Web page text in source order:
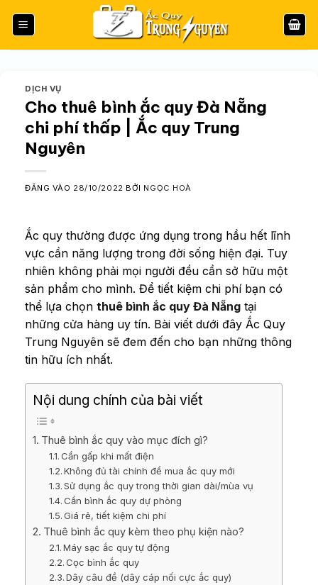
qua
DỊCH VỤ
Cho thuê bình ắc quy Đà Nẵng
chi phí thấp | Ắc quy Trung
Nguyên
ĐĂNG VÀO 28/10/2022 BỞI NGỌC HOÀ
Ắc quy thường được ứng dụng trong hầu hết lĩnh
vực cần năng lượng trong đời sống hiện đại. Tuy
nhiên không phải mọi người đều cần sở hữu một
sản phẩm cho mình. Để tiết kiệm chi phí bạn có
thể lựa chọn thuê bình ắc quy Đà Nẵng tại
những cửa hàng uy tín. Bài viết dưới đây Ắc Quy
Trung Nguyên sẽ đem đến cho bạn những thông
tin hữu ích nhất.
Nội dung chính của bài viết
Thuê bình ắc quy vào mục đích gì?
Cần gấp khi mất điện
Không đủ tài chính để mua ắc quy mới
Sử dụng ắc quy trong thời gian dài/mùa vụ
Cần bình ắc quy dự phòng
Giá rẻ, tiết kiệm chi phí
Thuê bình ắc quy kèm theo phụ kiện nào?
Máy sạc ắc quy tự động
Cọc bình ắc quy
Dây câu đề (dây cáp nối cực ắc quy)